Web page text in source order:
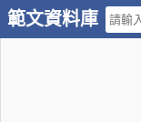
範文資料庫